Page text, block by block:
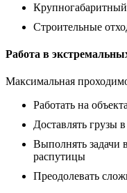
Строительные
Работа в
Максимальная
Работать на
Доставлять грузы
Выполнять задачи
распутицы
Преодолевать